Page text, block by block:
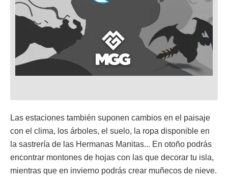
Las estaciones también suponen cambios en el paisaje
con el clima, los árboles, el suelo, la ropa disponible en
la sastrería de las Hermanas Manitas... En otoño podrás
encontrar montones de hojas con las que decorar tu isla,
mientras que en invierno podrás crear muñecos de nieve.